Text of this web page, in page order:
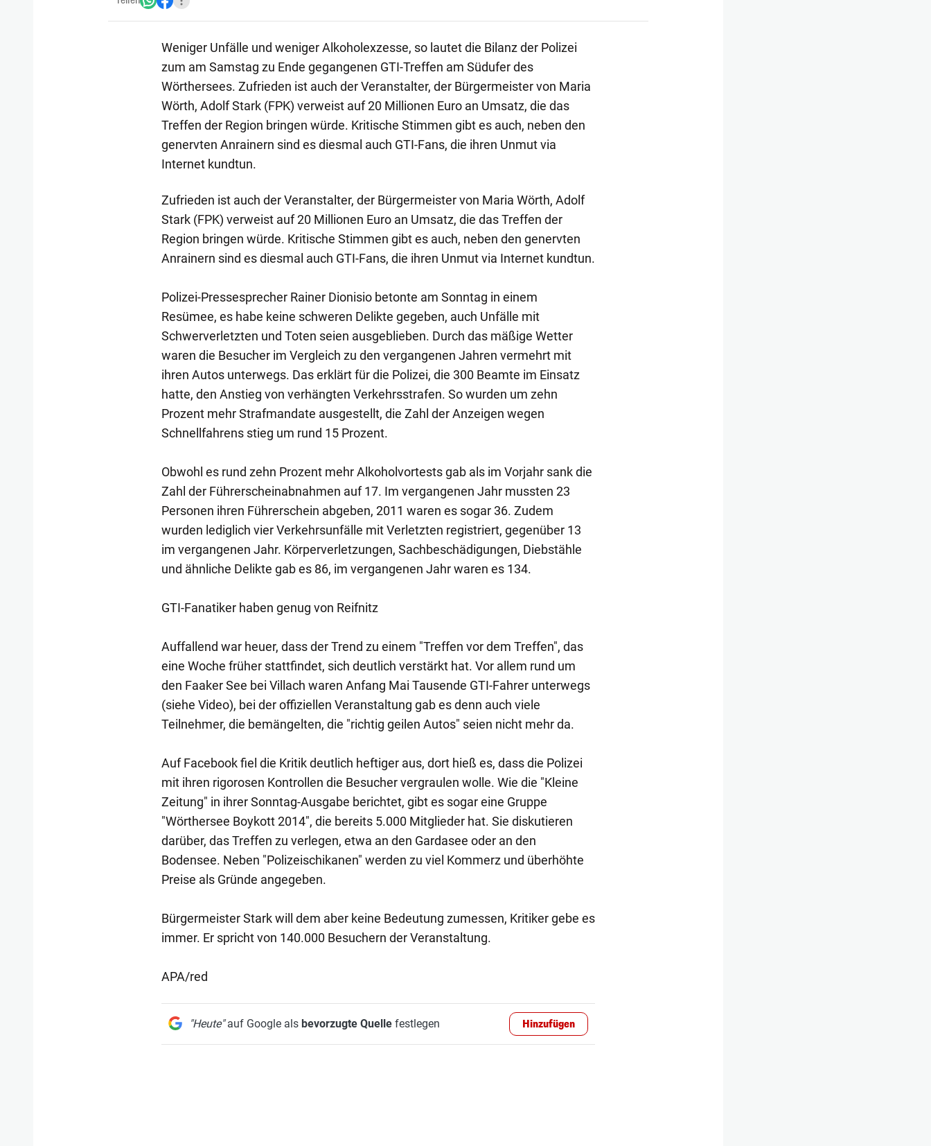
Weniger Unfälle und weniger Alkoholexzesse, so lautet die Bilanz der Polizei
zum am Samstag zu Ende gegangenen GTI-Treffen am Südufer des
Wörthersees. Zufrieden ist auch der Veranstalter, der Bürgermeister von Maria
Wörth, Adolf Stark (FPK) verweist auf 20 Millionen Euro an Umsatz, die das
Treffen der Region bringen würde. Kritische Stimmen gibt es auch, neben den
genervten Anrainern sind es diesmal auch GTI-Fans, die ihren Unmut via
Internet kundtun.
Zufrieden ist auch der Veranstalter, der Bürgermeister von Maria Wörth, Adolf
Stark (FPK) verweist auf 20 Millionen Euro an Umsatz, die das Treffen der
Region bringen würde. Kritische Stimmen gibt es auch, neben den genervten
Anrainern sind es diesmal auch GTI-Fans, die ihren Unmut via Internet kundtun.
Polizei-Pressesprecher Rainer Dionisio betonte am Sonntag in einem
Resümee, es habe keine schweren Delikte gegeben, auch Unfälle mit
Schwerverletzten und Toten seien ausgeblieben. Durch das mäßige Wetter
waren die Besucher im Vergleich zu den vergangenen Jahren vermehrt mit
ihren Autos unterwegs. Das erklärt für die Polizei, die 300 Beamte im Einsatz
hatte, den Anstieg von verhängten Verkehrsstrafen. So wurden um zehn
Prozent mehr Strafmandate ausgestellt, die Zahl der Anzeigen wegen
Schnellfahrens stieg um rund 15 Prozent.
Obwohl es rund zehn Prozent mehr Alkoholvortests gab als im Vorjahr sank die
Zahl der Führerscheinabnahmen auf 17. Im vergangenen Jahr mussten 23
Personen ihren Führerschein abgeben, 2011 waren es sogar 36. Zudem
wurden lediglich vier Verkehrsunfälle mit Verletzten registriert, gegenüber 13
im vergangenen Jahr. Körperverletzungen, Sachbeschädigungen, Diebstähle
und ähnliche Delikte gab es 86, im vergangenen Jahr waren es 134.
GTI-Fanatiker haben genug von Reifnitz
Auffallend war heuer, dass der Trend zu einem "Treffen vor dem Treffen", das
eine Woche früher stattfindet, sich deutlich verstärkt hat. Vor allem rund um
den Faaker See bei Villach waren Anfang Mai Tausende GTI-Fahrer unterwegs
(siehe Video), bei der offiziellen Veranstaltung gab es denn auch viele
Teilnehmer, die bemängelten, die "richtig geilen Autos" seien nicht mehr da.
Auf Facebook fiel die Kritik deutlich heftiger aus, dort hieß es, dass die Polizei
mit ihren rigorosen Kontrollen die Besucher vergraulen wolle. Wie die "Kleine
Zeitung" in ihrer Sonntag-Ausgabe berichtet, gibt es sogar eine Gruppe
"Wörthersee Boykott 2014", die bereits 5.000 Mitglieder hat. Sie diskutieren
darüber, das Treffen zu verlegen, etwa an den Gardasee oder an den
Bodensee. Neben "Polizeischikanen" werden zu viel Kommerz und überhöhte
Preise als Gründe angegeben.
Bürgermeister Stark will dem aber keine Bedeutung zumessen, Kritiker gebe es
immer. Er spricht von 140.000 Besuchern der Veranstaltung.
APA/red
"Heute"auf Google als bevorzugte Quellefestlegen Hinzufügen